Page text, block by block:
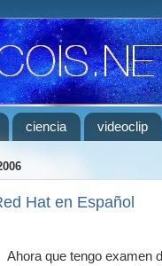
ciencia videoclip
Hat en Español
Ahora que tengo examen